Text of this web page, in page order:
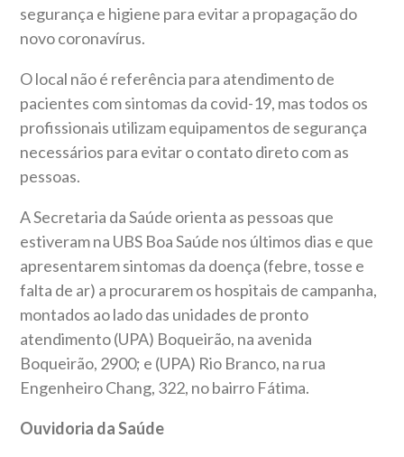
segurança e higiene para evitar a propagação do
novo coronavírus.
O local não é referência para atendimento de
pacientes com sintomas da covid-19, mas todos os
profissionais utilizam equipamentos de segurança
necessários para evitar o contato direto com as
pessoas.
A Secretaria da Saúde orienta as pessoas que
estiveram na UBS Boa Saúde nos últimos dias e que
apresentarem sintomas da doença (febre, tosse e
falta de ar) a procurarem os hospitais de campanha,
montados ao lado das unidades de pronto
atendimento (UPA) Boqueirão, na avenida
Boqueirão, 2900; e (UPA) Rio Branco, na rua
Engenheiro Chang, 322, no bairro Fátima.
Ouvidoria da Saúde